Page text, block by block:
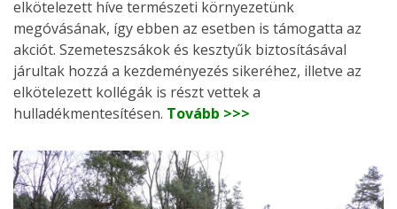
elkötelezett híve természeti környezetünk
megóvásának, így ebben az esetben is támogatta az
akciót. Szemeteszsákok és kesztyűk biztosításával
járultak hozzá a kezdeményezés sikeréhez, illetve az
elkötelezett kollégák is részt vettek a
hulladékmentesítésen. Tovább >>>